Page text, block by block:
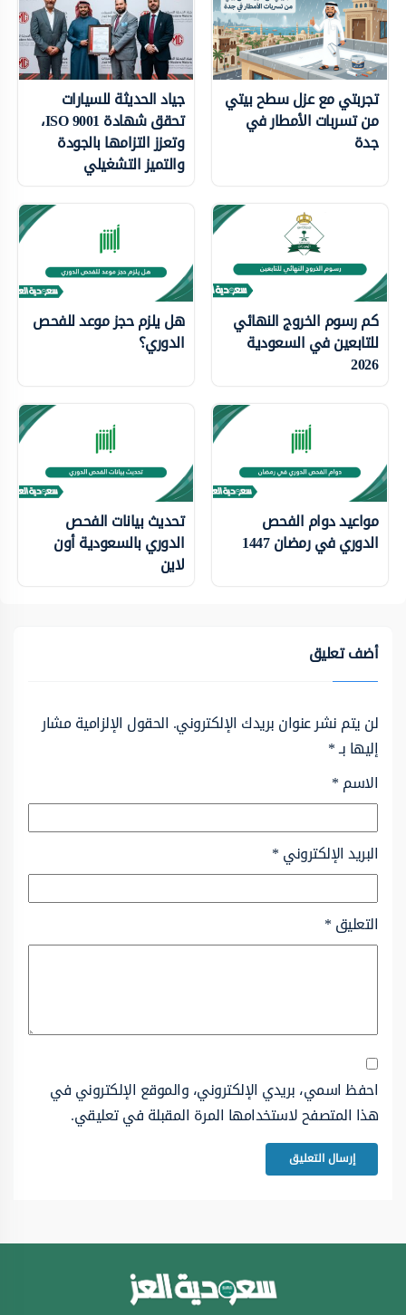
تجربتي مع عزل سطح بيتي
من تسربات الأمطار في
جدة
جياد الحديثة للسيارات
تحقق شهادة ISO 9001،
وتعزز التزامها بالجودة
والتميز التشغيلي
كم رسوم الخروج النهائي
للتابعين في السعودية
2026
هل يلزم حجز موعد للفحص
الدوري؟
مواعيد دوام الفحص
الدوري في رمضان 1447
تحديث بيانات الفحص
الدوري بالسعودية أون
لاين
أضف تعليق
لن يتم نشر عنوان بريدك الإلكتروني. الحقول الإلزامية مشار
إليها بـ*
الاسم*
البريد الإلكتروني*
التعليق*
احفظ اسمي، بريدي الإلكتروني، والموقع الإلكتروني في
هذا المتصفح لاستخدامها المرة المقبلة في تعليقي.